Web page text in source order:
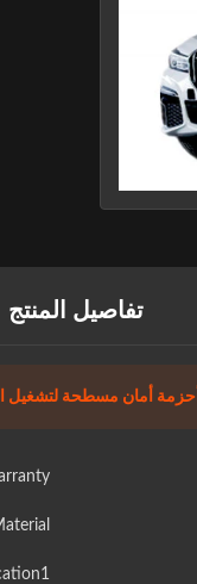
تفاصيل المنتج
أحزمة أمان مسطحة لتشغيل